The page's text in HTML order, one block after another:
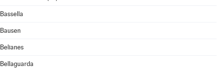
Bassella
Bausen
Belianes
Bellaguarda